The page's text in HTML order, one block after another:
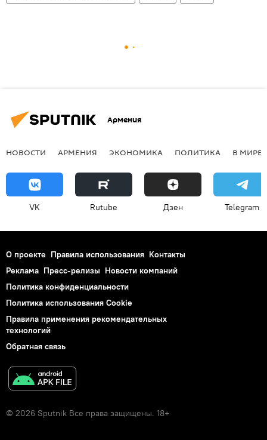
Армения
НОВОСТИ АРМЕНИЯ ЭКОНОМИКА ПОЛИТИКА В МИРЕ
VK Rutube Дзен Telegram
О проекте Правила использования Контакты
Реклама Пресс-релизы Новости компаний
Политика конфиденциальности
Политика использования Cookie
Правила применения рекомендательных
технологий
Обратная связь
© 2026 Sputnik Все права защищены. 18+